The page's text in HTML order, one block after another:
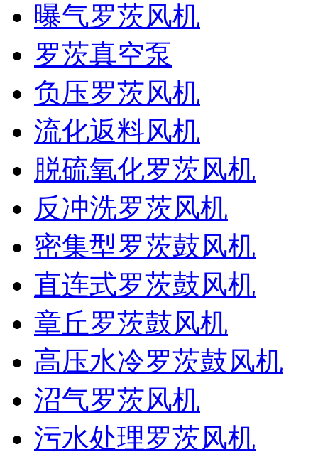
曝气罗茨风机
罗茨真空泵
负压罗茨风机
流化返料风机
脱硫氧化罗茨风机
反冲洗罗茨风机
密集型罗茨鼓风机
直连式罗茨鼓风机
章丘罗茨鼓风机
高压水冷罗茨鼓风机
沼气罗茨风机
污水处理罗茨风机